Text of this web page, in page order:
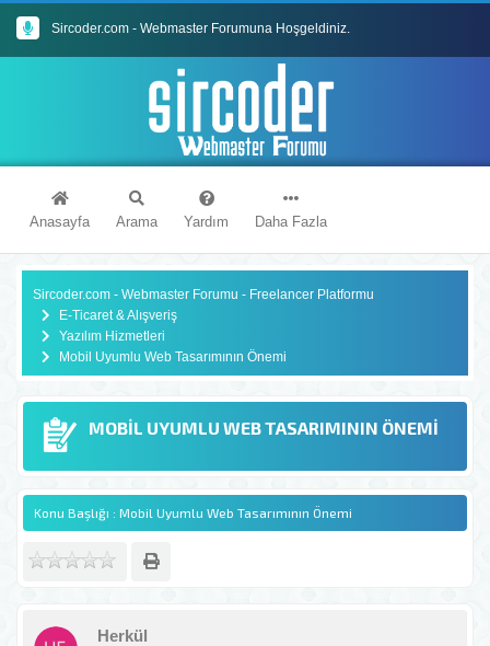
Sircoder.com - Webmaster Forumuna Hoşgeldiniz.
Sircoder.com Webmaster Forumu Kuralları
Anasayfa Arama Yardım Daha Fazla
Sircoder.com - Webmaster Forumu - Freelancer Platformu
E-Ticaret & Alışveriş
Yazılım Hizmetleri
Mobil Uyumlu Web Tasarımının Önemi
MOBIL UYUMLU WEB TASARIMININ ÖNEMI
Konu Başlığı : Mobil Uyumlu Web Tasarımının Önemi
Herkül